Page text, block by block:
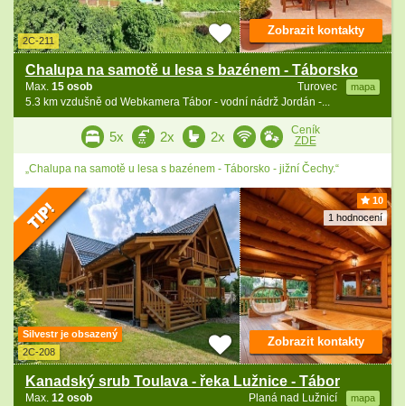
2C-211
Chalupa na samotě u lesa s bazénem - Táborsko
Turovec mapa
Max. 15 osob
5.3 km vzdušně od Webkamera Tábor - vodní nádrž Jordán -...
Zobrazit kontakty
5x 2x 2x
Ceník
ZDE
„Chalupa na samotě u lesa s bazénem - Táborsko - jižní Čechy.“
10
1 hodnocení
Silvestr je obsazený
2C-208
Kanadský srub Toulava - řeka Lužnice - Tábor
Planá nad Lužnicí mapa
Max. 12 osob
Zobrazit kontakty